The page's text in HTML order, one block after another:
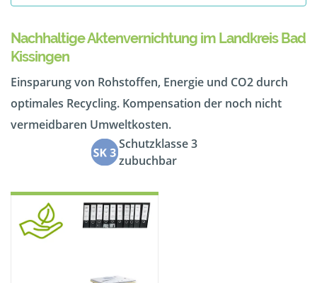
Nachhaltige Aktenvernichtung im Landkreis Bad
Kissingen
Einsparung von Rohstoffen, Energie und CO2 durch
optimales Recycling. Kompensation der noch nicht
vermeidbaren Umweltkosten.
Schutzklasse 3
zubuchbar